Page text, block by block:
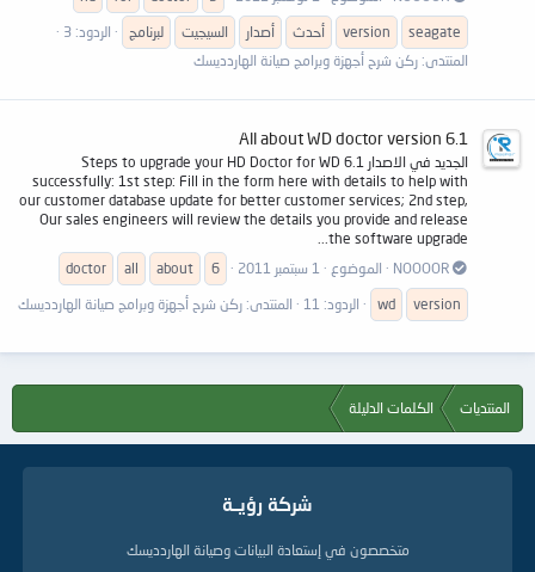
seagate
version أحدث أصدار السيجيت لبرنامج
الردود: 3
المنتدى: ركن شرح أجهزة وبرامج صيانة الهاردديسك
All about WD doctor version 6.1
الجديد في الاصدار 6.1 Steps to upgrade your HD Doctor for WD
successfully: 1st step: Fill in the form here with details to help with
our customer database update for better customer services; 2nd step,
Our sales engineers will review the details you provide and release
the software upgrade...
NOOOOR
الموضوع 1 سبتمبر 2011 6
about
all
doctor
version
wd الردود: 11 المنتدى: ركن شرح أجهزة وبرامج صيانة الهاردديسك
المنتديات الكلمات الدليلة
شركة رؤيــة
متخصصون في إستعادة البيانات وصيانة الهاردديسك